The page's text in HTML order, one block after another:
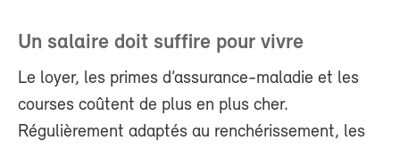
Un salaire doit suffire pour vivre
Le loyer, les primes d’assurance-maladie et les
courses coûtent de plus en plus cher.
Régulièrement adaptés au renchérissement, les